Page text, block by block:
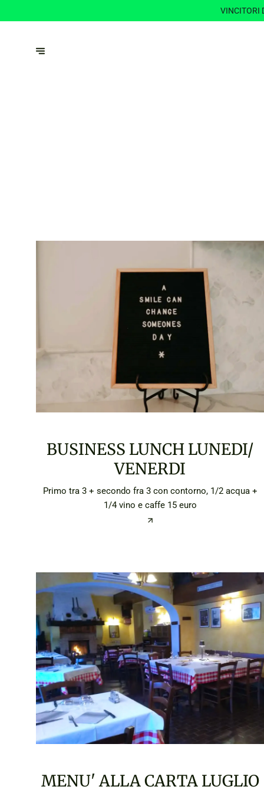
VINCITORI
BUSINESS LUNCH LUNEDI/
VENERDI
Primo tra 3 + secondo fra 3 con contorno, 1/2 acqua +
1/4 vino e caffe 15 euro
MENU' ALLA CARTA LUGLIO